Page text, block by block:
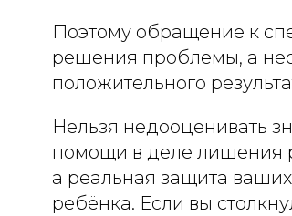
Поэтому обращение к
решения проблемы, а
положительного
Нельзя недооценивать
помощи в деле лишения
а реальная защита
ребёнка. Если вы